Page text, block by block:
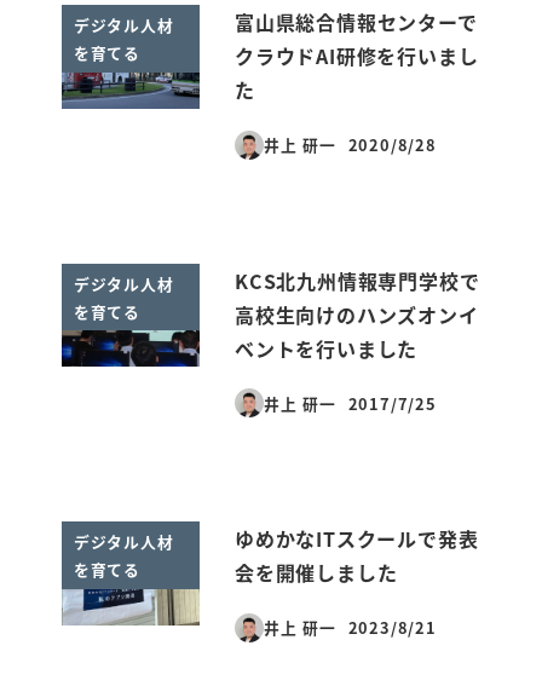
デジタル人材
を育てる
富山県総合情報センターで
クラウドAI研修を行いまし
た
井上 研一
投稿日
2020/8/28
デジタル人材
を育てる
KCS北九州情報専門学校で
高校生向けのハンズオンイ
ベントを行いました
井上 研一
投稿日
2017/7/25
デジタル人材
を育てる
ゆめかなITスクールで発表
会を開催しました
井上 研一
投稿日
2023/8/21